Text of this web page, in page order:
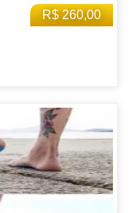
R$ 260,00